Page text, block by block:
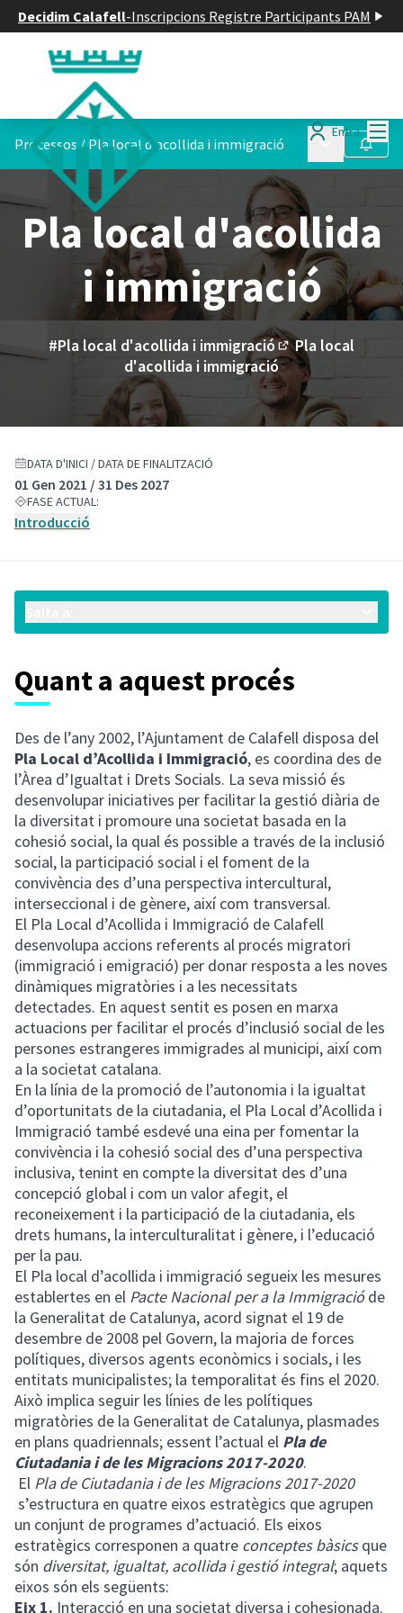
Decidim Calafell-Inscripcions Registre Participants PAM
Entra
Processos / Pla local d'acollida i immigració Menú Seguir
Pla local d'acollida
i immigració
#Pla local d'acollida i immigració
(Enllaç extern)
Pla local
d'acollida i immigració
DATA D'INICI / DATA DE FINALITZACIÓ
01 Gen 2021 / 31 Des 2027
FASE ACTUAL:
Introducció
Quant a aquest procés
Des de l’any 2002, l’Ajuntament de Calafell disposa del
Pla Local d’Acollida i Immigració, es coordina des de
l’Àrea d’Igualtat i Drets Socials. La seva missió és
desenvolupar iniciatives per facilitar la gestió diària de
la diversitat i promoure una societat basada en la
cohesió social, la qual és possible a través de la inclusió
social, la participació social i el foment de la
convivència des d’una perspectiva intercultural,
interseccional i de gènere, així com transversal.
El Pla Local d’Acollida i Immigració de Calafell
desenvolupa accions referents al procés migratori
(immigració i emigració) per donar resposta a les noves
dinàmiques migratòries i a les necessitats
detectades. En aquest sentit es posen en marxa
actuacions per facilitar el procés d’inclusió social de les
persones estrangeres immigrades al municipi, així com
a la societat catalana.
En la línia de la promoció de l’autonomia i la igualtat
d’oportunitats de la ciutadania, el Pla Local d’Acollida i
Immigració també esdevé una eina per fomentar la
convivència i la cohesió social des d’una perspectiva
inclusiva, tenint en compte la diversitat des d’una
concepció global i com un valor afegit, el
reconeixement i la participació de la ciutadania, els
drets humans, la interculturalitat i gènere, i l’educació
per la pau.
El Pla local d’acollida i immigració segueix les mesures
establertes en el Pacte Nacional per a la Immigracióde
la Generalitat de Catalunya, acord signat el 19 de
desembre de 2008 pel Govern, la majoria de forces
polítiques, diversos agents econòmics i socials, i les
entitats municipalistes; la temporalitat és fins el 2020.
Això implica seguir les línies de les polítiques
migratòries de la Generalitat de Catalunya, plasmades
en plans quadriennals; essent l’actual el Pla de
Ciutadania i de les Migracions 2017-2020.
El Pla de Ciutadania i de les Migracions 2017-2020
s’estructura en quatre eixos estratègics que agrupen
un conjunt de programes d’actuació. Els eixos
estratègics corresponen a quatre conceptes bàsicsque
són diversitat, igualtat, acollida i gestió integral; aquets
eixos són els següents:
Eix 1. Interacció en una societat diversa i cohesionada.